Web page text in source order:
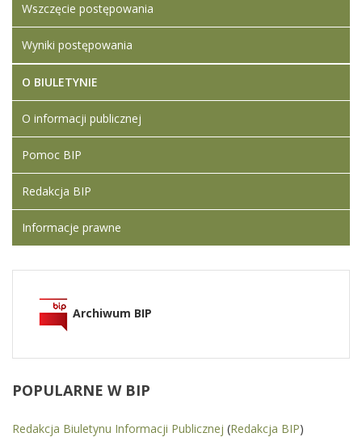
Wszczęcie postępowania
Wyniki postępowania
O BIULETYNIE
O informacji publicznej
Pomoc BIP
Redakcja BIP
Informacje prawne
Archiwum BIP
POPULARNE W BIP
Redakcja Biuletynu Informacji Publicznej (Redakcja BIP)